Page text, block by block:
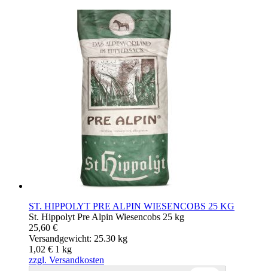
ST. HIPPOLYT PRE ALPIN WIESENCOBS 25 KG
St. Hippolyt Pre Alpin Wiesencobs 25 kg
25,60 €
Versandgewicht: 25.30 kg
1,02 € 1 kg
zzgl. Versandkosten